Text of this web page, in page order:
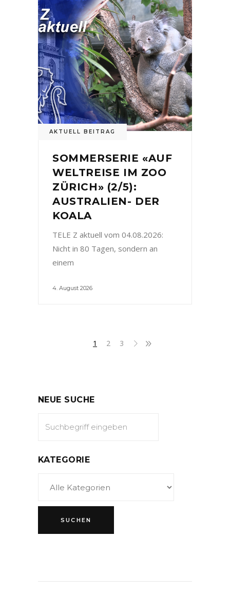
AKTUELL BEITRAG
SOMMERSERIE «AUF
WELTREISE IM ZOO
ZÜRICH» (2/5):
AUSTRALIEN- DER
KOALA
TELE Z aktuell vom 04.08.2026:
Nicht in 80 Tagen, sondern an
einem
4. August 2026
1 2 3
NEUE SUCHE
KATEGORIE